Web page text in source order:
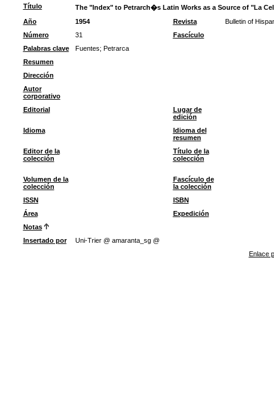
Título
The "Index" to Petrarch�s Latin Works as a Source of "La
Año
1954 Revista
Bulletin of
Número
31
Fascículo
Palabras clave
Fuentes; Petrarca
Resumen
Dirección
Autor
corporativo
Editorial
Lugar de
edición
Idioma
Idioma del
resumen
Editor de la
colección
Título de la
colección
Volumen de la
colección
Fascículo de
la colección
ISSN
ISBN
Área
Expedición
Notas
Insertado por
Uni-Trier @ amaranta_sg @
Enlace